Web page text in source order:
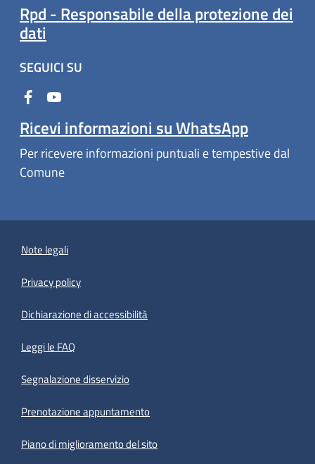
Rpd - Responsabile della protezione dei
dati
SEGUICI SU
Ricevi informazioni su WhatsApp
Per ricevere informazioni puntuali e tempestive dal
Comune
Note legali
Privacy policy
Dichiarazione di accessibilità
Leggi le FAQ
Segnalazione disservizio
Prenotazione appuntamento
Piano di miglioramento del sito